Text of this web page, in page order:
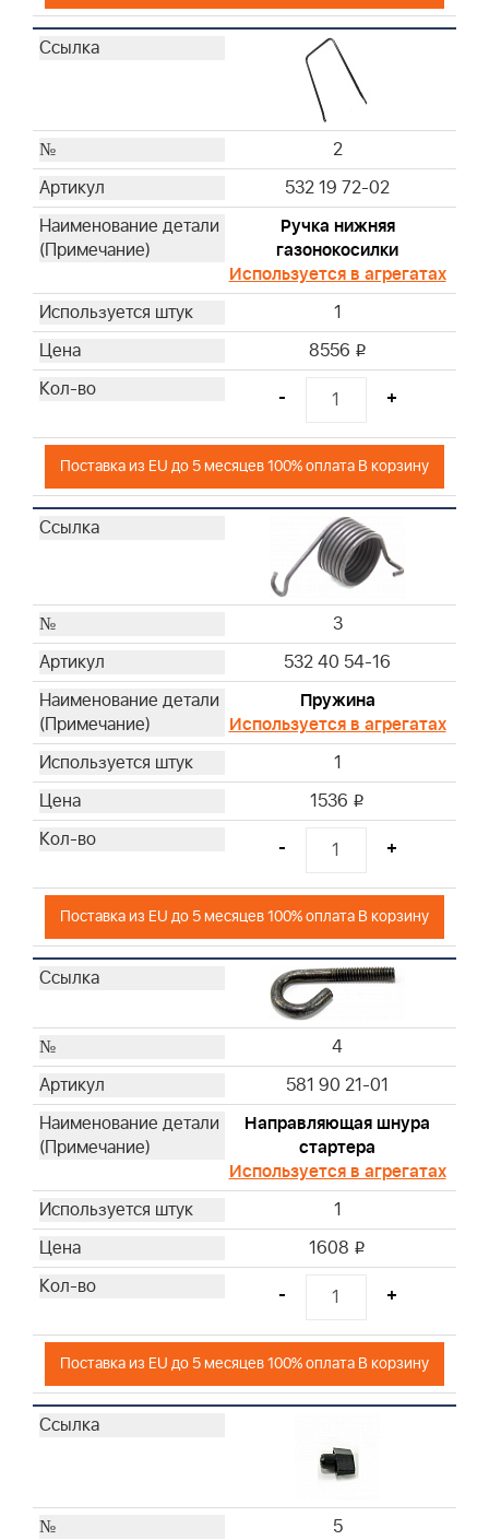
26
32
37
39
40
47
48
2
532 19 72-02
Ручка нижняя
газонокосилки
Используется в агрегатах
1
8556 i
- +
Поставка из EU до 5 месяцев 100% оплата В корзину
3
532 40 54-16
Пружина
Используется в агрегатах
1
1536 i
- +
Поставка из EU до 5 месяцев 100% оплата В корзину
4
581 90 21-01
Направляющая шнура
стартера
Используется в агрегатах
1
1608 i
- +
Поставка из EU до 5 месяцев 100% оплата В корзину
5